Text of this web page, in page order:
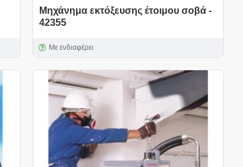
Μηχάνημα εκτόξευσης έτοιμου σοβά -
42355
Με ενδιαφέρει